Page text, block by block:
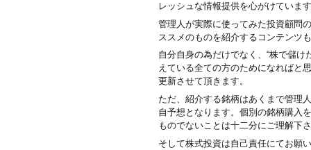
レッシュな情報提供を心がけていま
管理人が実際に使ってみた投資顧問
ススメのものを紹介するコンテンツ
自分自身の為だけでなく、“株で儲け
えている全ての方のためになればと
更新させて頂きます。
ただ、紹介する銘柄はあくまで管理
自予想となります。個別の銘柄購入
ものでないことは十二分にご理解下
そして株式投資は自己責任にてお願